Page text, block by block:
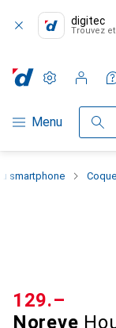
digitec
Trouvez
Navigation par
Menu
Paramètres
Compte client
Listes de
Listes
Panier
smartphone
Noreve
CHF
129.–